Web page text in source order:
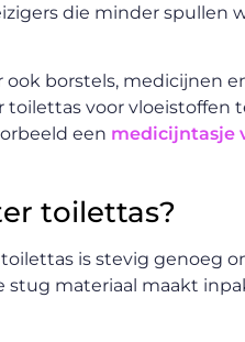
die minder spullen
borstels, medicijnen
toilettas voor vloeistoffen
een medicijntasje
toilettas?
is stevig genoeg
materiaal maakt